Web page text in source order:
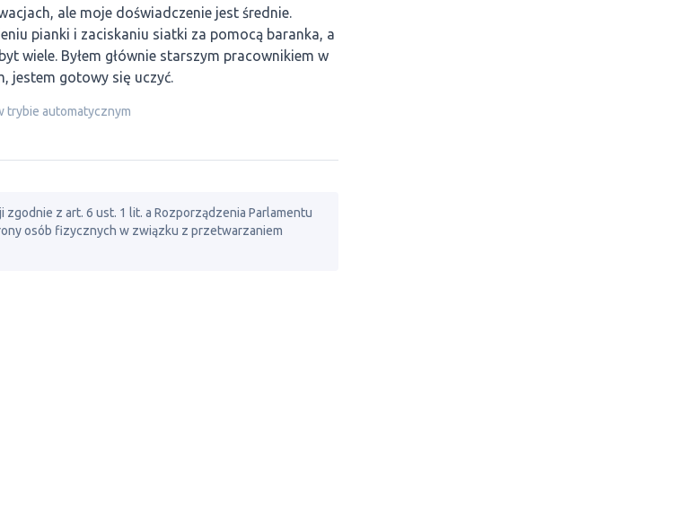
ale moje doświadczenie jest średnie.
pianki i zaciskaniu siatki za pomocą baranka, a
wiele. Byłem głównie starszym pracownikiem w
jestem gotowy się uczyć.
trybie automatycznym
z art. 6 ust. 1 lit. a Rozporządzenia Parlamentu
osób fizycznych w związku z przetwarzaniem